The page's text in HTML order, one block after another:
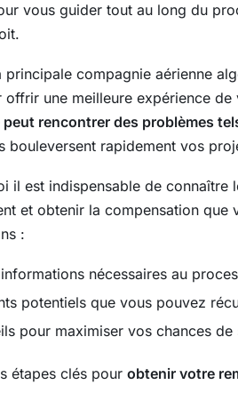
vous guider tout au long du
compagnie aérienne
offrir une meilleure expérience
peut rencontrer des problèmes
bouleversent rapidement vos
il est indispensable de
et obtenir la compensation
:
nécessaires au
potentiels que vous pouvez
pour maximiser vos chances de
étapes clés pour obtenir votre